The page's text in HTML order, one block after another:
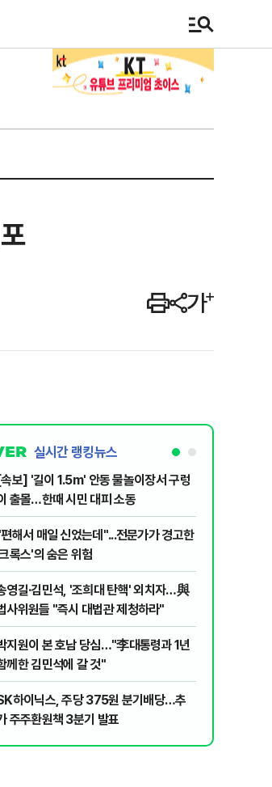
실시간 랭킹뉴스
보] '길이 1.5m' 안동 물놀이장서 구렁
출몰…한때 시민 대피 소동
해서 매일 신었는데"...전문가가 경고한
록스'의 숨은 위험
영길·김민석, '조희대 탄핵' 외치자…與
사위원들 "즉시 대법관 제청하라"
지원이 본 호남 당심…"李대통령과 1년
께한 김민석에 갈 것"
하이닉스, 주당 375원 분기배당…추
주주환원책 3분기 발표